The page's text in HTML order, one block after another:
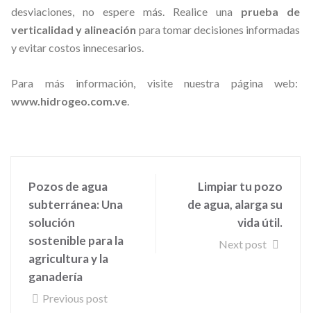
desviaciones, no espere más. Realice una prueba de
verticalidad y alineación para tomar decisiones informadas
y evitar costos innecesarios.
Para más información, visite nuestra página web:
www.hidrogeo.com.ve.
Pozos de agua
subterránea: Una
solución
sostenible para la
agricultura y la
ganadería
Previous post
Limpiar tu pozo
de agua, alarga su
vida útil.
Next post